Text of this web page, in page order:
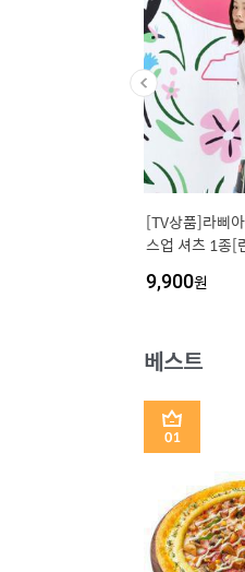
[TV상품]라삐
스업 셔츠 1종[
9,900원
베스트
1